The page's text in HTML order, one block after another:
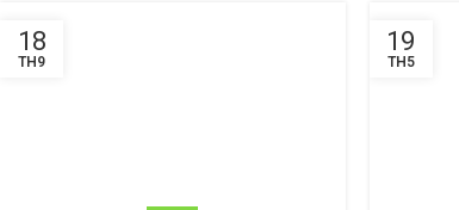
18
TH9
19
TH5